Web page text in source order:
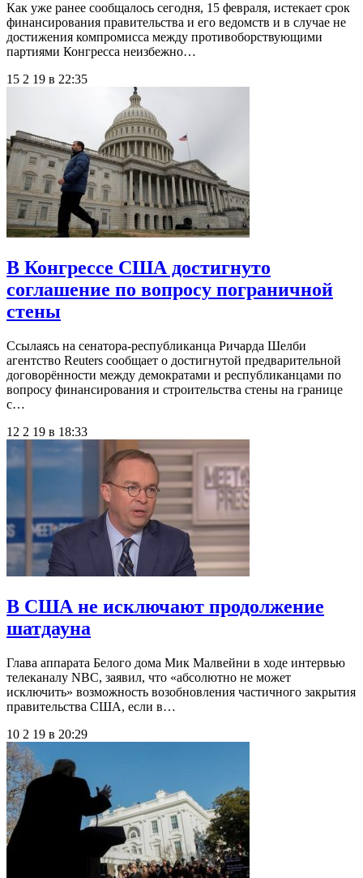
Как уже ранее сообщалось сегодня, 15 февраля, истекает срок
финансирования правительства и его ведомств и в случае не
достижения компромисса между противоборствующими
партиями Конгресса неизбежно…
15 2 19 в 22:35
В Конгрессе США достигнуто
соглашение по вопросу пограничной
стены
Ссылаясь на сенатора-республиканца Ричарда Шелби
агентство Reuters сообщает о достигнутой предварительной
договорённости между демократами и республиканцами по
вопросу финансирования и строительства стены на границе
с…
12 2 19 в 18:33
В США не исключают продолжение
шатдауна
Глава аппарата Белого дома Мик Малвейни в ходе интервью
телеканалу NBC, заявил, что «абсолютно не может
исключить» возможность возобновления частичного закрытия
правительства США, если в…
10 2 19 в 20:29